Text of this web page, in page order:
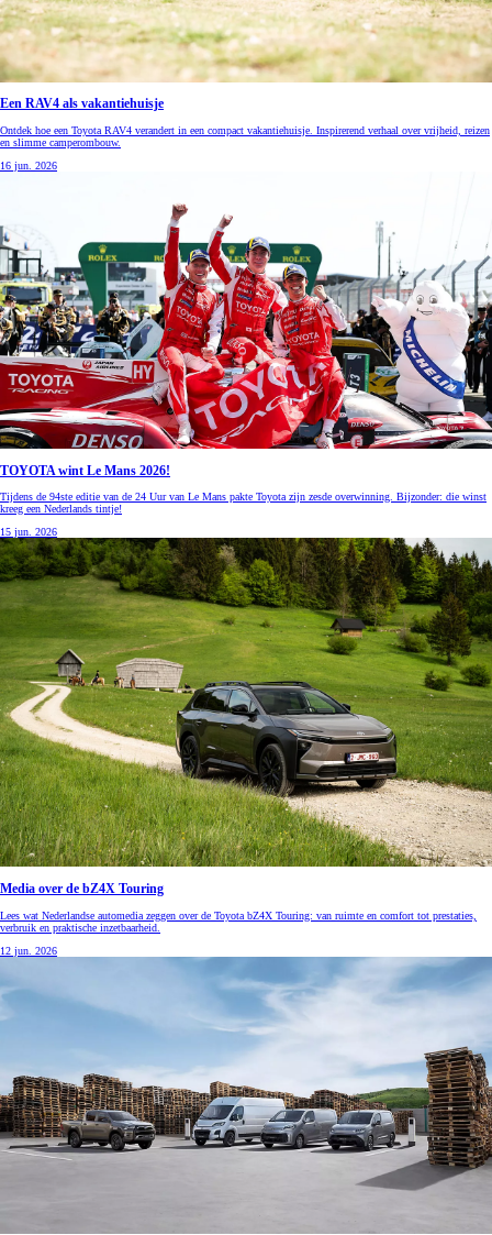
Een RAV4 als vakantiehuisje
Ontdek hoe een Toyota RAV4 verandert in een compact vakantiehuisje. Inspirerend verhaal over vrijheid, reizen
en slimme camperombouw.
16 jun. 2026
TOYOTA wint Le Mans 2026!
Tijdens de 94ste editie van de 24 Uur van Le Mans pakte Toyota zijn zesde overwinning. Bijzonder: die winst
kreeg een Nederlands tintje!
15 jun. 2026
Media over de bZ4X Touring
Lees wat Nederlandse automedia zeggen over de Toyota bZ4X Touring: van ruimte en comfort tot prestaties,
verbruik en praktische inzetbaarheid.
12 jun. 2026